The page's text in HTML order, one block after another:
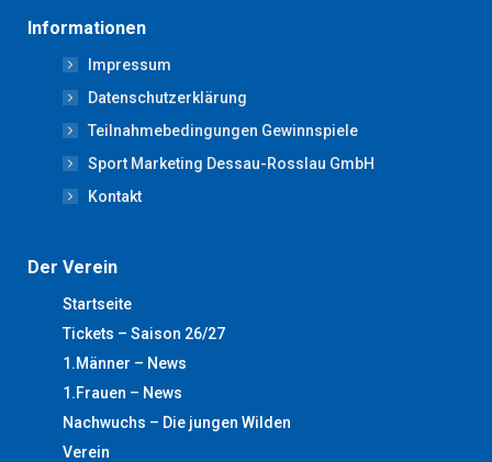
opens
new
window
opens
in
new
window
opens
in
new
window
opens
in
new
window
new
window
Informationen
Impressum
Datenschutzerklärung
Teilnahmebedingungen Gewinnspiele
Sport Marketing Dessau-Rosslau GmbH
Kontakt
Der Verein
Startseite
Tickets – Saison 26/27
1.Männer – News
1.Frauen – News
Nachwuchs – Die jungen Wilden
Verein